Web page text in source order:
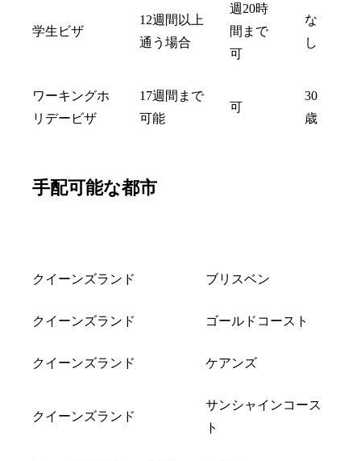
学生ビザ
12週間以上
通う場合
週20時
間まで
可
な
し
ワーキングホ
リデービザ
17週間まで
可能
可
30
歳
手配可能な都市
クイーンズランド ブリスベン
クイーンズランド ゴールドコースト
クイーンズランド ケアンズ
クイーンズランド
サンシャインコース
ト